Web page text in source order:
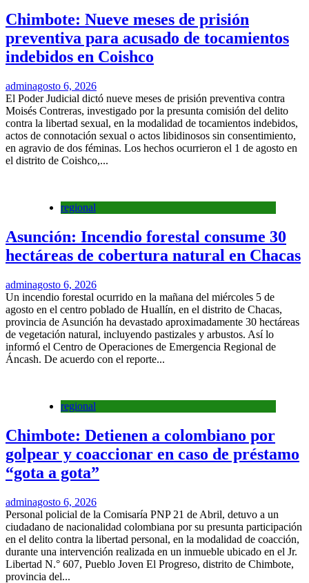
Chimbote: Nueve meses de prisión
preventiva para acusado de tocamientos
indebidos en Coishco
adminagosto 6, 2026
El Poder Judicial dictó nueve meses de prisión preventiva contra
Moisés Contreras, investigado por la presunta comisión del delito
contra la libertad sexual, en la modalidad de tocamientos indebidos,
actos de connotación sexual o actos libidinosos sin consentimiento,
en agravio de dos féminas. Los hechos ocurrieron el 1 de agosto en
el distrito de Coishco,...
regional
Asunción: Incendio forestal consume 30
hectáreas de cobertura natural en Chacas
adminagosto 6, 2026
Un incendio forestal ocurrido en la mañana del miércoles 5 de
agosto en el centro poblado de Huallín, en el distrito de Chacas,
provincia de Asunción ha devastado aproximadamente 30 hectáreas
de vegetación natural, incluyendo pastizales y arbustos. Así lo
informó el Centro de Operaciones de Emergencia Regional de
Áncash. De acuerdo con el reporte...
regional
Chimbote: Detienen a colombiano por
golpear y coaccionar en caso de préstamo
“gota a gota”
adminagosto 6, 2026
Personal policial de la Comisaría PNP 21 de Abril, detuvo a un
ciudadano de nacionalidad colombiana por su presunta participación
en el delito contra la libertad personal, en la modalidad de coacción,
durante una intervención realizada en un inmueble ubicado en el Jr.
Libertad N.° 607, Pueblo Joven El Progreso, distrito de Chimbote,
provincia del...